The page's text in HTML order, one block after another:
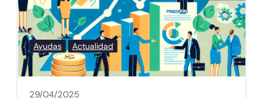
Ayudas Actualidad
29/04/2025